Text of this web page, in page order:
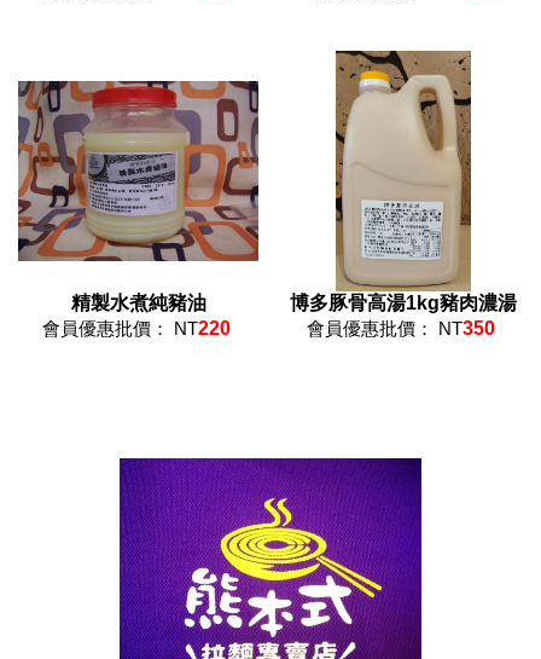
精製水煮純豬油
會員優惠批價： NT220
博多豚骨高湯1kg豬肉濃湯
會員優惠批價： NT350